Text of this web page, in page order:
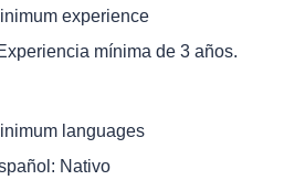
experience
mínima de 3 años.
languages
Nativo